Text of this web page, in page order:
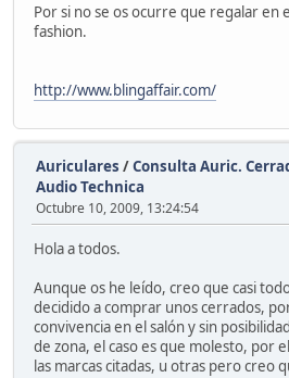
Por si no se os ocurre que regalar en
fashion.
http://www.blingaffair.com/
Auriculares /Consulta Auric.
Audio Technica
Octubre 10, 2009, 13:24:54
Hola a todos.
Aunque os he leído, creo que casi
decidido a comprar unos cerrados,
convivencia en el salón y sin
de zona, el caso es que molesto, por
las marcas citadas, u otras pero creo